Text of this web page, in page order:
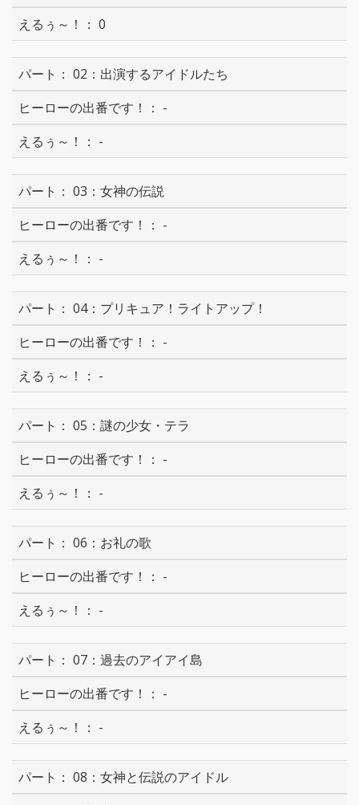
0
02：出演するアイドルたち
-
-
03：女神の伝説
-
-
04：プリキュア！ライトアップ！
-
-
05：謎の少女・テラ
-
-
06：お礼の歌
-
-
07：過去のアイアイ島
-
-
08：女神と伝説のアイドル